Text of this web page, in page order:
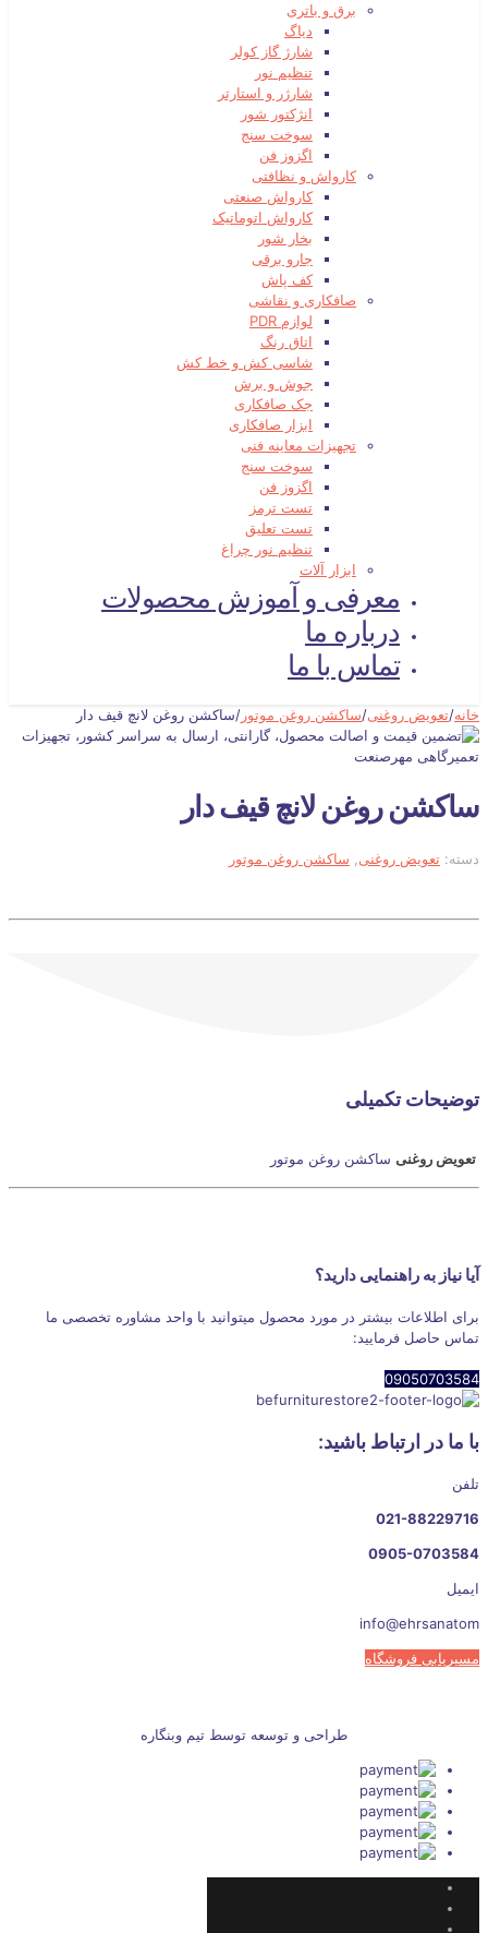
برق و باتری
دیاگ
شارژ گاز کولر
تنظیم نور
شارژر و استارتر
انژکتور شور
سوخت سنج
اگزوز فن
کارواش و نظافتی
کارواش صنعتی
کارواش اتوماتیک
بخار شور
جارو برقی
کف پاش
صافکاری و نقاشی
لوازم PDR
اتاق رنگ
شاسی کش و خط کش
جوش و برش
جک صافکاری
ابزار صافکاری
تجهیزات معاینه فنی
سوخت سنج
اگزوز فن
تست ترمز
تست تعلیق
تنظیم نور چراغ
ابزار آلات
معرفی و آموزش محصولات
درباره ما
تماس با ما
خانه/تعویض روغنی/ساکشن روغن موتور /ساکشن روغن لانچ قیف دار
ساکشن روغن لانچ قیف دار
دسته: تعویض روغنی ساکشن روغن موتور
توضیحات تکمیلی
تعویض روغنی ساکشن روغن موتور
آیا نیاز به راهنمایی دارید؟
برای اطلاعات بیشتر در مورد محصول میتوانید با واحد مشاوره تخصصی ما
تماس حاصل فرمایید:
09050703584
با ما در ارتباط باشید:
تلفن
021-88229716
0905-0703584
ایمیل
info@ehrsanatom
مسیریابی فروشگاه
طراحی و توسعه توسط تیم وبنگاره